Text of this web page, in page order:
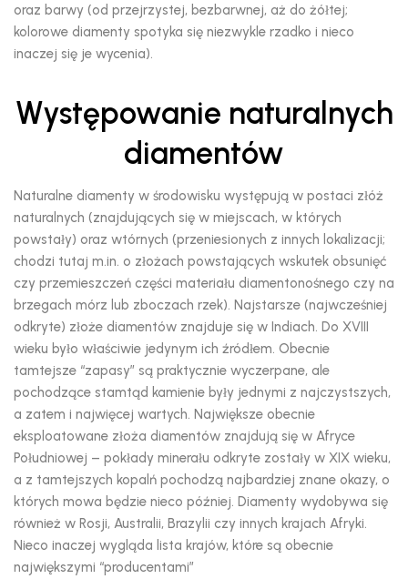
oraz barwy (od przejrzystej, bezbarwnej, aż do żółtej;
kolorowe diamenty spotyka się niezwykle rzadko i nieco
inaczej się je wycenia).
Występowanie naturalnych
diamentów
Naturalne diamenty w środowisku występują w postaci złóż
naturalnych (znajdujących się w miejscach, w których
powstały) oraz wtórnych (przeniesionych z innych lokalizacji;
chodzi tutaj m.in. o złożach powstających wskutek obsunięć
czy przemieszczeń części materiału diamentonośnego czy na
brzegach mórz lub zboczach rzek). Najstarsze (najwcześniej
odkryte) złoże diamentów znajduje się w Indiach. Do XVIII
wieku było właściwie jedynym ich źródłem. Obecnie
tamtejsze “zapasy” są praktycznie wyczerpane, ale
pochodzące stamtąd kamienie były jednymi z najczystszych,
a zatem i najwięcej wartych. Największe obecnie
eksploatowane złoża diamentów znajdują się w Afryce
Południowej – pokłady minerału odkryte zostały w XIX wieku,
a z tamtejszych kopalń pochodzą najbardziej znane okazy, o
których mowa będzie nieco później. Diamenty wydobywa się
również w Rosji, Australii, Brazylii czy innych krajach Afryki.
Nieco inaczej wygląda lista krajów, które są obecnie
największymi “producentami”